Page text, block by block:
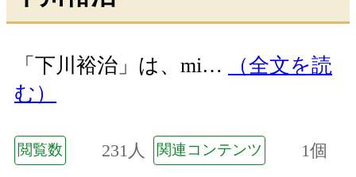
「下川裕治」は、mi…
（全文を読
む）
閲覧数 231人 関連コンテンツ 1個